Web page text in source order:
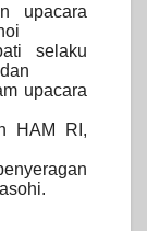
upacara
selaku
upacara
HAM RI,